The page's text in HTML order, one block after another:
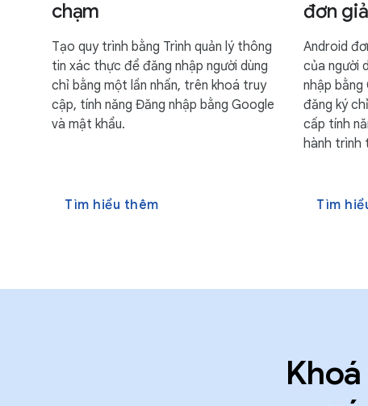
chạm
Tạo quy trình bằng Trình quản lý thông
tin xác thực để đăng nhập người dùng
chỉ bằng một lần nhấn, trên khoá truy
cập, tính năng Đăng nhập bằng Google
và mật khẩu.
Tìm hiểu thêm
đơn
Android
của người
nhập bằng
đăng ký
cấp tính
hành trình
Tìm